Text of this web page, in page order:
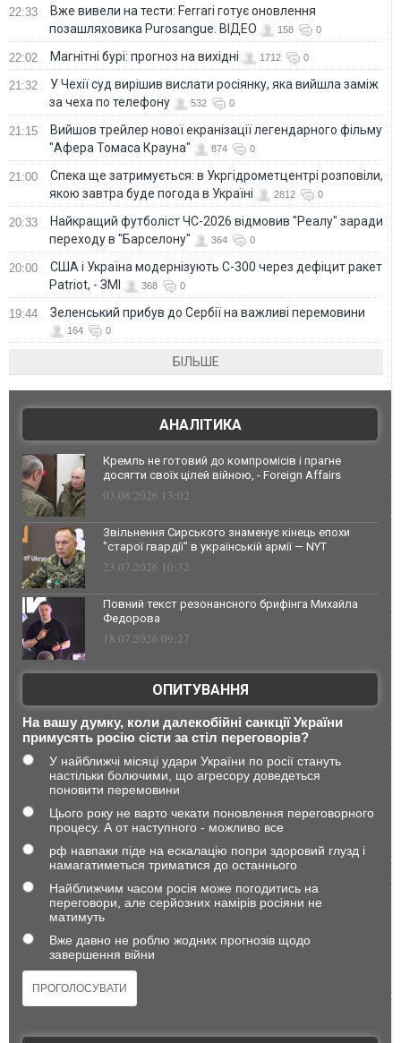
22:33
Вже вивели на тести: Ferrari готує оновлення
позашляховика Purosangue. ВІДЕО
158 0
22:02 Магнітні бурі: прогноз на вихідні 1712 0
21:32
У Чехії суд вирішив вислати росіянку, яка вийшла заміж
за чеха по телефону
532 0
21:15
Вийшов трейлер нової екранізації легендарного фільму
"Афера Томаса Крауна"
874 0
21:00
Спека ще затримується: в Укргідрометцентрі розповіли,
якою завтра буде погода в Україні
2812 0
20:33
Найкращий футболіст ЧС-2026 відмовив "Реалу" заради
переходу в "Барселону"
364 0
20:00
США і Україна модернізують С-300 через дефіцит ракет
Patriot, - ЗМІ
368 0
19:44 Зеленський прибув до Сербії на важливі перемовини
164 0
БІЛЬШЕ
АНАЛІТИКА
Кремль не готовий до компромісів і прагне
досягти своїх цілей війною, - Foreign Affairs
03.08.2026 13:02
Звільнення Сирського знаменує кінець епохи
"старої гвардії" в українській армії — NYT
23.07.2026 10:32
Повний текст резонансного брифінга Михайла
Федорова
18.07.2026 09:27
ОПИТУВАННЯ
На вашу думку, коли далекобійні санкції України
примусять росію сісти за стіл переговорів?
У найближчі місяці удари України по росії стануть
настільки болючими, що агресору доведеться
поновити перемовини
Цього року не варто чекати поновлення переговорного
процесу. А от наступного - можливо все
рф навпаки піде на ескалацію попри здоровий глузд і
намагатиметься триматися до останнього
Найближчим часом росія може погодитись на
переговори, але серйозних намірів росіяни не
матимуть
Вже давно не роблю жодних прогнозів щодо
завершення війни